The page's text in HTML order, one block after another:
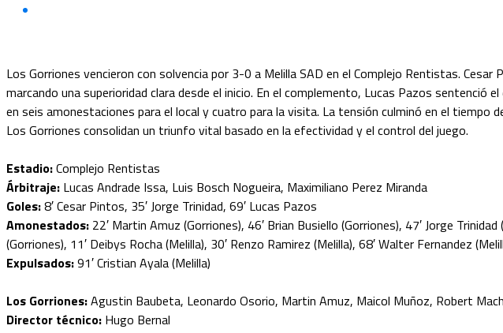
Los Gorriones vencieron con solvencia por 3-0 a Melilla SAD en el Complejo Rentistas.
marcando una superioridad clara desde el inicio. En el complemento, Lucas Pazos
en seis amonestaciones para el local y cuatro para la visita. La tensión culminó en el tiempo
Los Gorriones consolidan un triunfo vital basado en la efectividad y el control del juego.
Estadio:Complejo Rentistas
Árbitraje: Lucas Andrade Issa, Luis Bosch Nogueira, Maximiliano Perez Miranda
Goles:8′ Cesar Pintos, 35′ Jorge Trinidad, 69′ Lucas Pazos
Amonestados: 22′ Martin Amuz (Gorriones), 46′ Brian Busiello (Gorriones), 47′ Jorge
(Gorriones), 11′ Deibys Rocha (Melilla), 30′ Renzo Ramirez (Melilla), 68′ Walter Fernandez
Expulsados:91′ Cristian Ayala (Melilla)
Los Gorriones:Agustin Baubeta, Leonardo Osorio, Martin Amuz, Maicol Muñoz, Robert
Director técnico: Hugo Bernal